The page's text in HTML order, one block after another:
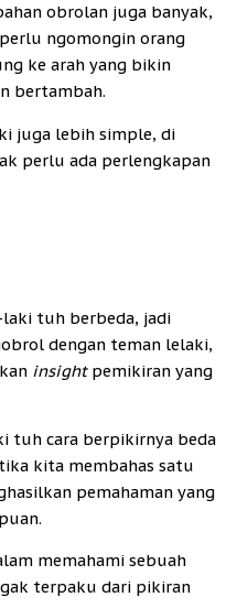
obrolan juga banyak,
ngomongin orang
ke arah yang bikin
bertambah.
juga lebih simple, di
perlu ada perlengkapan
tuh berbeda, jadi
dengan teman lelaki,
insightpemikiran yang
tuh cara berpikirnya beda
kita membahas satu
pemahaman yang
memahami sebuah
terpaku dari pikiran